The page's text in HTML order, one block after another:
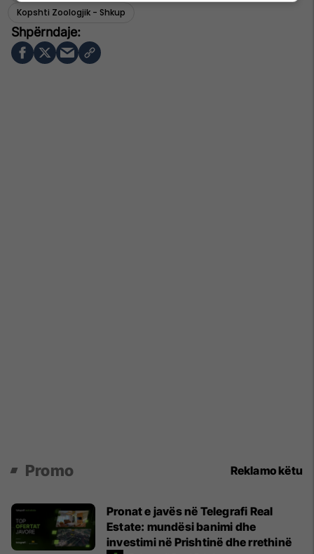
Kopshti Zoologjik - Shkup
Promo Reklamo këtu
Pronat e javës në Telegrafi Real
Estate: mundësi banimi dhe
investimi në Prishtinë dhe rrethinë